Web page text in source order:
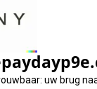
uw brug